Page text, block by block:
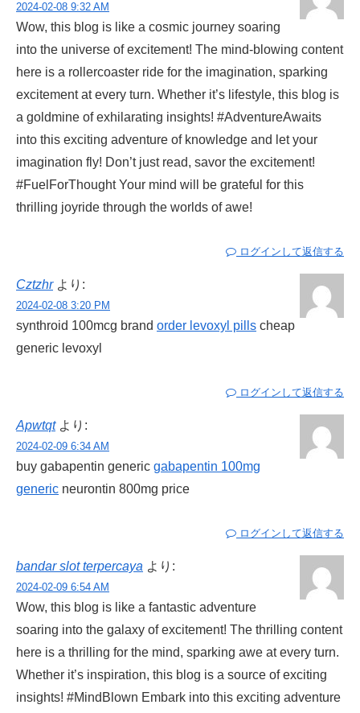
2024-02-08 9:32 AM
Wow, this blog is like a cosmic journey soaring
into the universe of excitement! The mind-blowing content
here is a rollercoaster ride for the imagination, sparking
excitement at every turn. Whether it’s lifestyle, this blog is
a goldmine of exhilarating insights! #AdventureAwaits
into this exciting adventure of knowledge and let your
imagination fly! Don’t just read, savor the excitement!
#FuelForThought Your mind will be grateful for this
thrilling joyride through the worlds of awe!
ログインして返信する
Cztzhr より:
2024-02-08 3:20 PM
synthroid 100mcg brand order levoxyl pills cheap
generic levoxyl
ログインして返信する
Apwtqt より:
2024-02-09 6:34 AM
buy gabapentin generic gabapentin 100mg
generic neurontin 800mg price
ログインして返信する
bandar slot terpercaya より:
2024-02-09 6:54 AM
Wow, this blog is like a fantastic adventure
soaring into the galaxy of excitement! The thrilling content
here is a thrilling for the mind, sparking awe at every turn.
Whether it’s inspiration, this blog is a source of exciting
insights! #MindBlown Embark into this exciting adventure